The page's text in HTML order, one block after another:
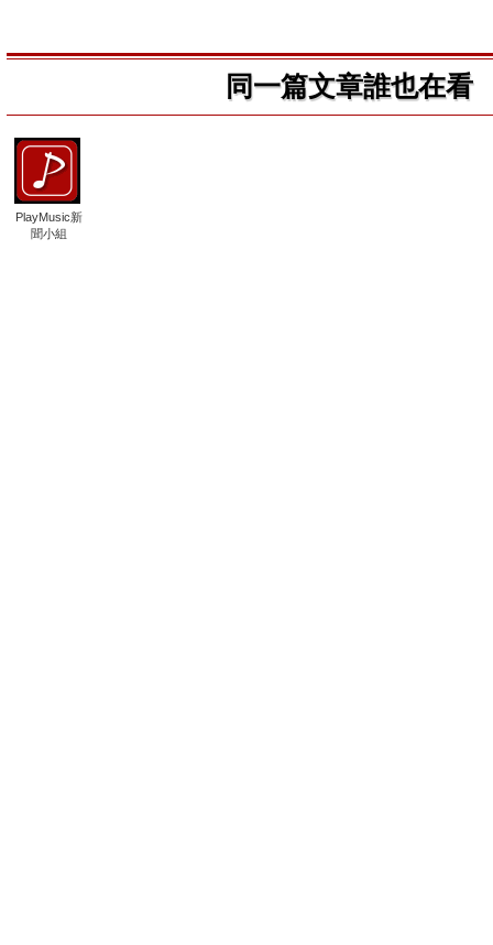
同一篇文章誰也在看
PlayMusic新
聞小組